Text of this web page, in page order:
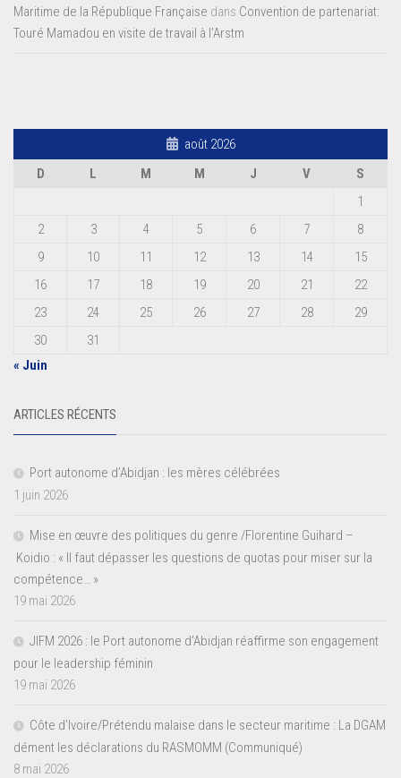
Maritime de la République Française dans Convention de partenariat:
Touré Mamadou en visite de travail à l’Arstm
août 2026
D
L M M J V
S
1
2
3 4 5 6 7
8
9
10 11 12 13 14
15
16
17 18 19 20 21
22
23
24 25 26 27 28
29
30
31
« Juin
ARTICLES RÉCENTS
Port autonome d’Abidjan : les mères célébrées
1 juin 2026
Mise en œuvre des politiques du genre /Florentine Guihard –
Koidio : « Il faut dépasser les questions de quotas pour miser sur la
compétence… »
19 mai 2026
JIFM 2026 : le Port autonome d’Abidjan réaffirme son engagement
pour le leadership féminin
19 mai 2026
Côte d’Ivoire/Prétendu malaise dans le secteur maritime : La DGAM
dément les déclarations du RASMOMM (Communiqué)
8 mai 2026